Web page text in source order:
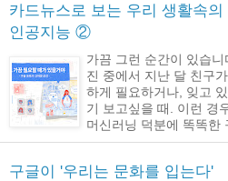
카드뉴스로 보는 우리 생활속의
인공지능 ②
가끔 그런 순간이 있습
진 중에서 지난 달 친구
하게 필요하거나, 잊고
기 보고싶을 때. 이런 경
머신러닝 덕분에 똑똑한
구글이 '우리는 문화를 입는다'